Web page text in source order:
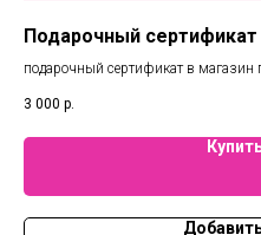
Подарочный сертификат
подарочный сертификат в
Маркштадт. А также при онлайн
3 000 р.